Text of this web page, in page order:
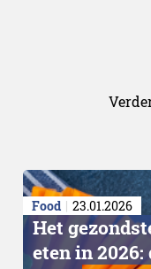
Food 23.01.2026
Het
eten in